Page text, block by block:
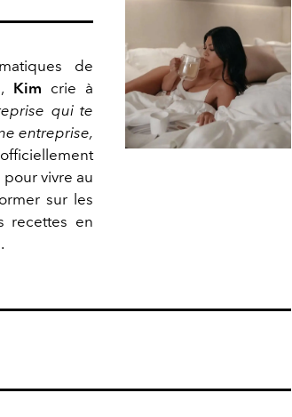
de
, Kim crie à
qui te
entreprise,
vivre au
sur les
recettes en